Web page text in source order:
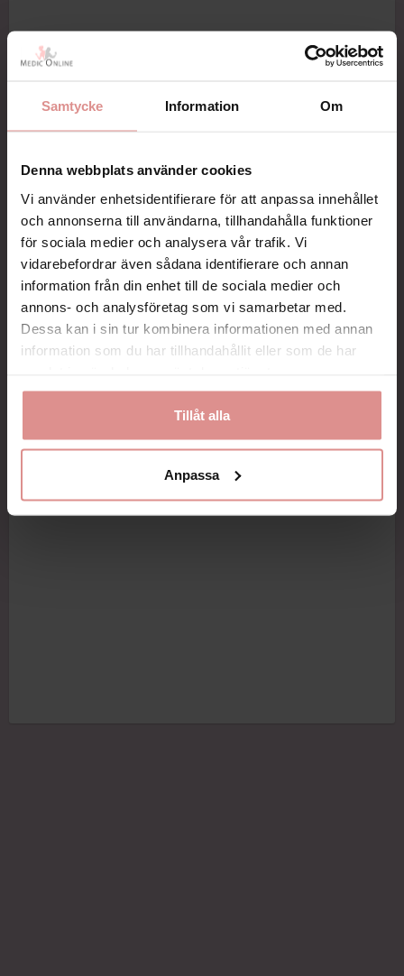
Samtycke Information Om
Denna webbplats använder cookies
Vi använder enhetsidentifierare för att anpassa innehållet
och annonserna till användarna, tillhandahålla funktioner
för sociala medier och analysera vår trafik. Vi
vidarebefordrar även sådana identifierare och annan
information från din enhet till de sociala medier och
annons- och analysföretag som vi samarbetar med.
Dessa kan i sin tur kombinera informationen med annan
information som du har tillhandahållit eller som de har
Tillåt alla
Anpassa